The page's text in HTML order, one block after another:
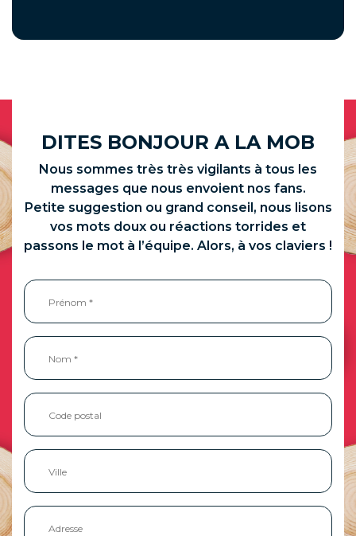
DITES BONJOUR A LA MOB
Nous sommes très très vigilants à tous les
messages que nous envoient nos fans.
Petite suggestion ou grand conseil, nous lisons
vos mots doux ou réactions torrides et
passons le mot à l’équipe. Alors, à vos claviers !